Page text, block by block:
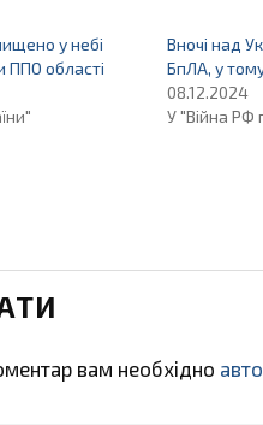
у небі
області
Вночі над
БпЛА, у
08.12.2024
У "Війна РФ
вам необхідно